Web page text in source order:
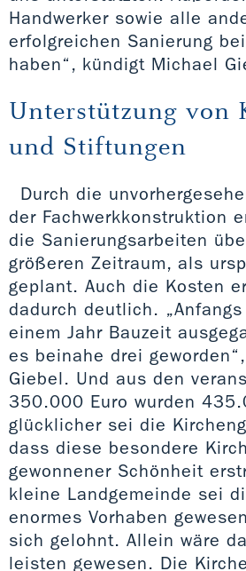
Handwerker sowie alle
erfolgreichen Sanierung
haben“, kündigt Michael
Unterstützung von
und Stiftungen
Durch die
der Fachwerkkonstruktion
die Sanierungsarbeiten
größeren Zeitraum, als
geplant. Auch die Kosten
dadurch deutlich.
einem Jahr Bauzeit
es beinahe drei
Giebel. Und aus den
350.000 Euro wurden
glücklicher sei die
dass diese besondere
gewonnener Schönheit
kleine Landgemeinde sei
enormes Vorhaben
sich gelohnt. Allein wäre
leisten gewesen. Die